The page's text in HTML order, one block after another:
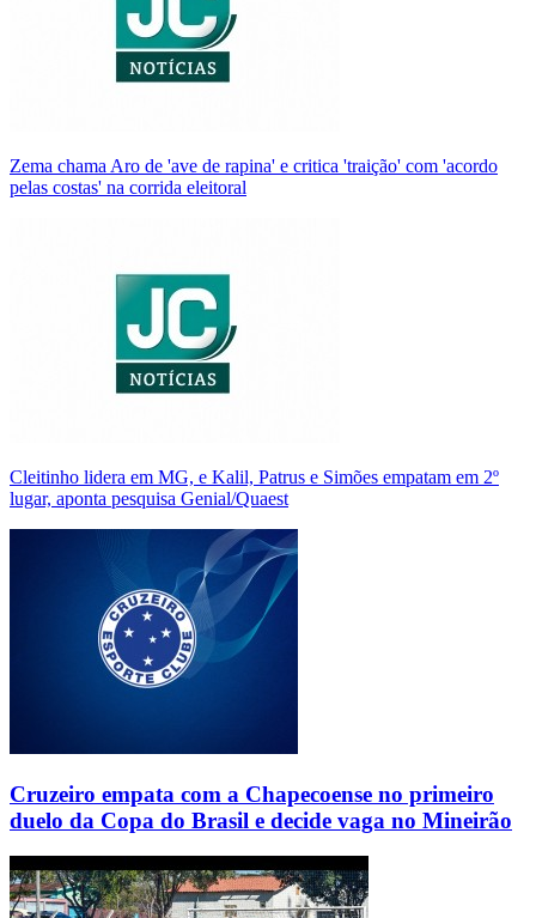
Zema chama Aro de 'ave de rapina' e critica 'traição' com 'acordo
pelas costas' na corrida eleitoral
Cleitinho lidera em MG, e Kalil, Patrus e Simões empatam em 2º
lugar, aponta pesquisa Genial/Quaest
Cruzeiro empata com a Chapecoense no primeiro
duelo da Copa do Brasil e decide vaga no Mineirão